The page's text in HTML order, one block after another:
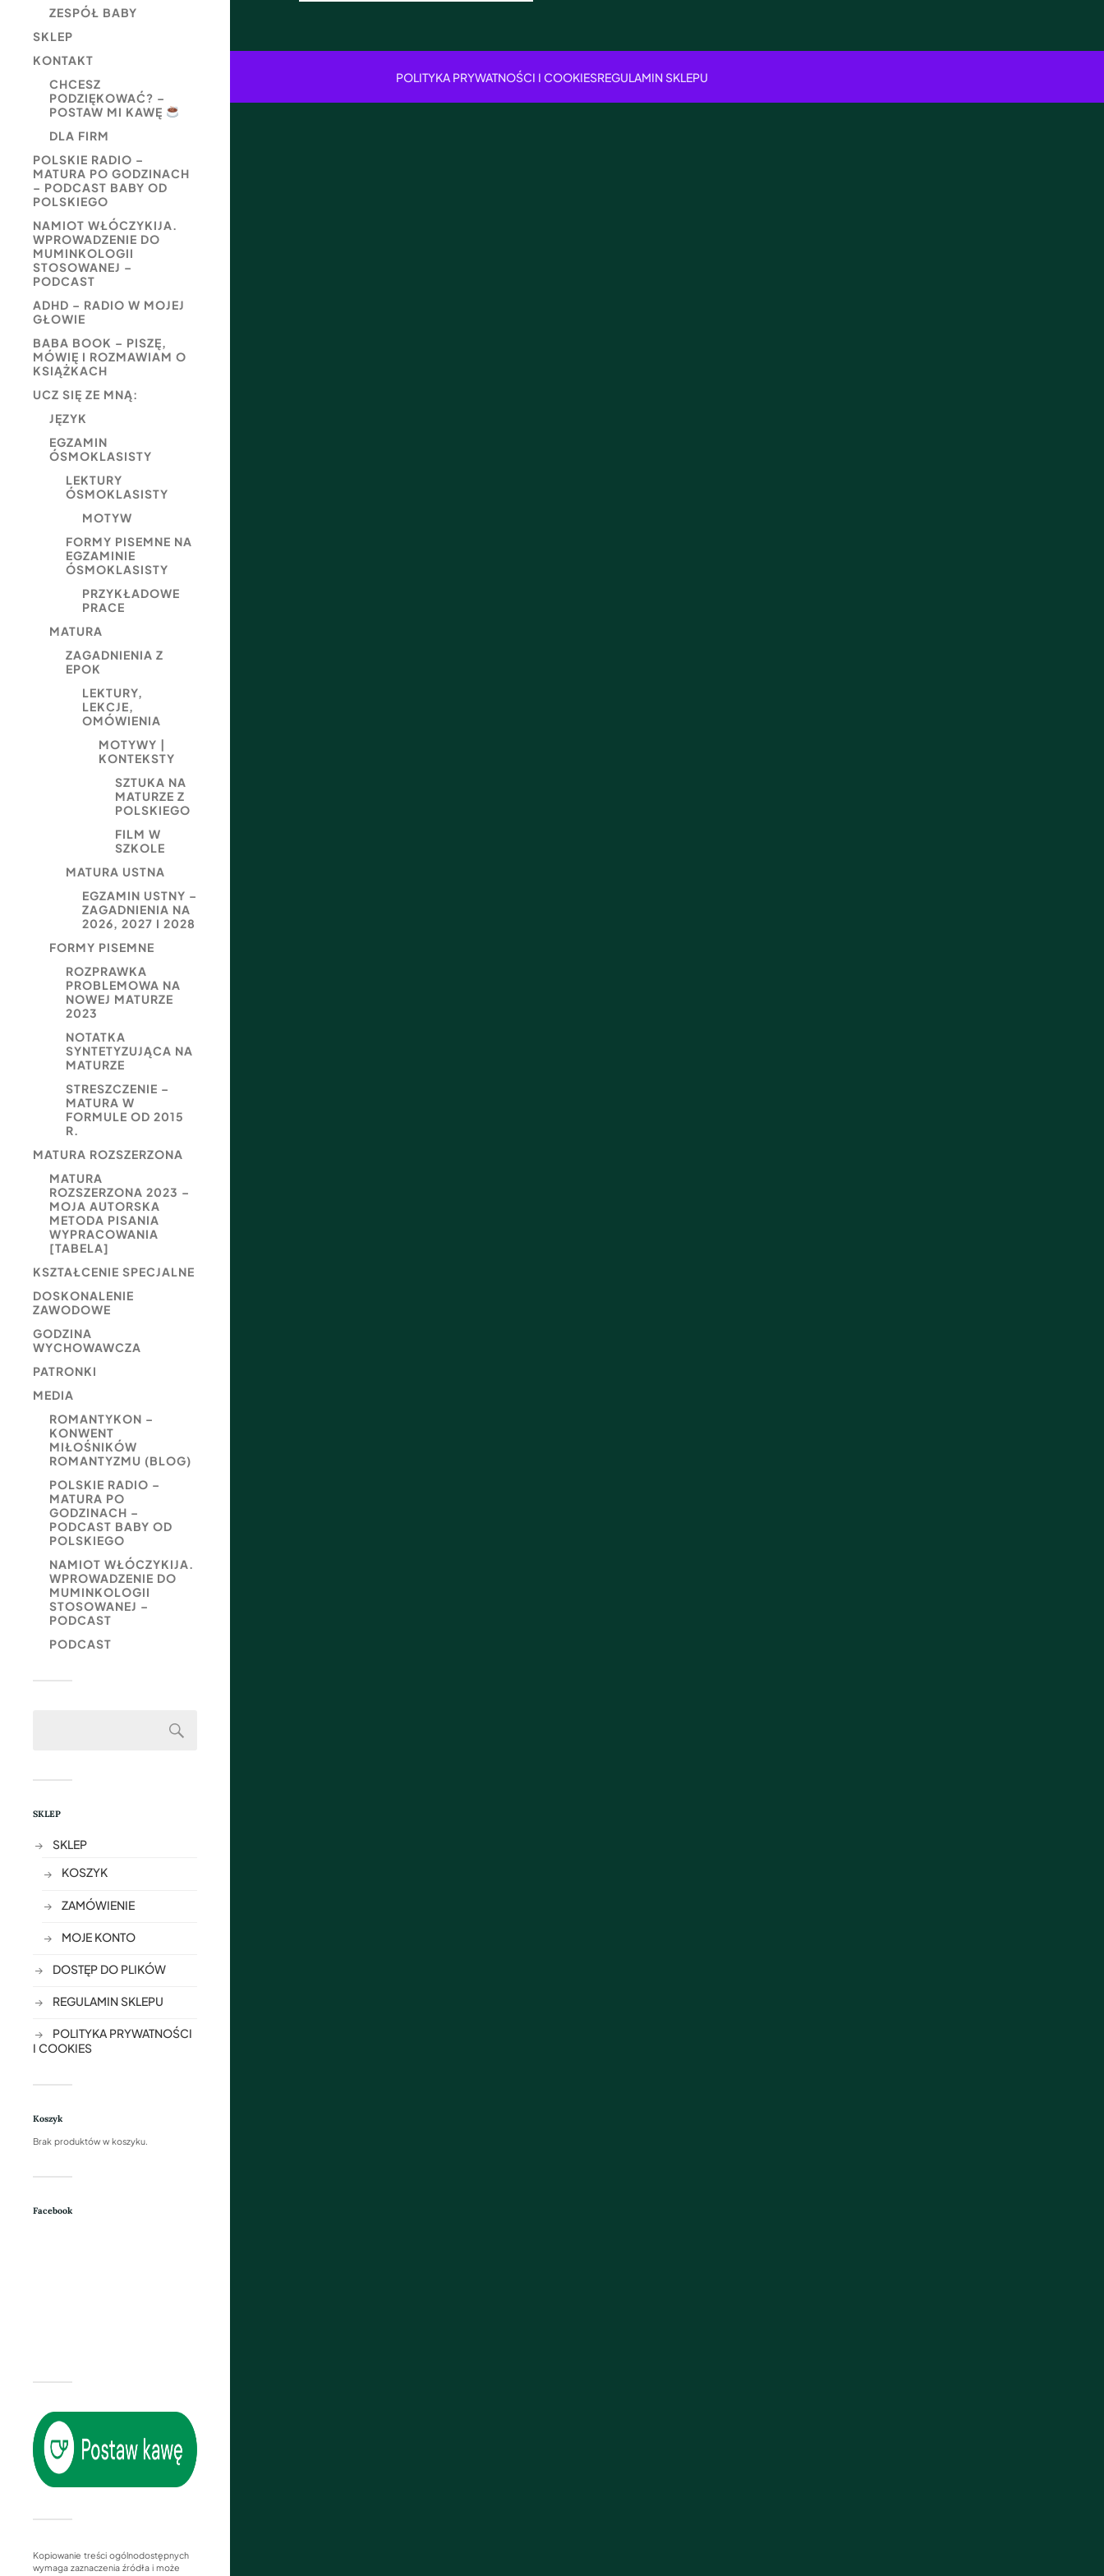
ZESPÓŁ BABY
SKLEP
KONTAKT
CHCESZ
PODZIĘKOWAĆ? –
POSTAW MI KAWĘ
DLA FIRM
POLSKIE RADIO –
MATURA PO GODZINACH
– PODCAST BABY OD
POLSKIEGO
NAMIOT WŁÓCZYKIJA.
WPROWADZENIE DO
MUMINKOLOGII
STOSOWANEJ –
PODCAST
ADHD – RADIO W MOJEJ
GŁOWIE
BABA BOOK – PISZĘ,
MÓWIĘ I ROZMAWIAM O
KSIĄŻKACH
UCZ SIĘ ZE MNĄ:
JĘZYK
EGZAMIN
ÓSMOKLASISTY
LEKTURY
ÓSMOKLASISTY
MOTYW
FORMY PISEMNE NA
EGZAMINIE
ÓSMOKLASISTY
PRZYKŁADOWE
PRACE
MATURA
ZAGADNIENIA Z
EPOK
LEKTURY,
LEKCJE,
OMÓWIENIA
MOTYWY |
KONTEKSTY
SZTUKA NA
MATURZE Z
POLSKIEGO
FILM W
SZKOLE
MATURA USTNA
EGZAMIN USTNY –
ZAGADNIENIA NA
2026, 2027 I 2028
FORMY PISEMNE
ROZPRAWKA
PROBLEMOWA NA
NOWEJ MATURZE
2023
NOTATKA
SYNTETYZUJĄCA NA
MATURZE
STRESZCZENIE –
MATURA W
FORMULE OD 2015
R.
MATURA ROZSZERZONA
MATURA
ROZSZERZONA 2023 –
MOJA AUTORSKA
METODA PISANIA
WYPRACOWANIA
[TABELA]
KSZTAŁCENIE SPECJALNE
DOSKONALENIE
ZAWODOWE
GODZINA
WYCHOWAWCZA
PATRONKI
MEDIA
ROMANTYKON –
KONWENT
MIŁOŚNIKÓW
ROMANTYZMU (BLOG)
POLSKIE RADIO –
MATURA PO
GODZINACH –
PODCAST BABY OD
POLSKIEGO
NAMIOT WŁÓCZYKIJA.
WPROWADZENIE DO
MUMINKOLOGII
STOSOWANEJ –
PODCAST
PODCAST
SKLEP
SKLEP
KOSZYK
ZAMÓWIENIE
MOJE KONTO
DOSTĘP DO PLIKÓW
REGULAMIN SKLEPU
POLITYKA PRYWATNOŚCI
I COOKIES
Koszyk
Brak produktów w koszyku.
Facebook
Kopiowanie treści ogólnodostępnych
wymaga zaznaczenia źródła i może
POLITYKA PRYWATNOŚCI I COOKIESREGULAMIN SKLEPU